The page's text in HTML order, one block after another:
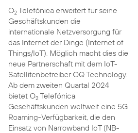
O2Telefónica erweitert für seine
Geschäftskunden die
internationale Netzversorgung für
das Internet der Dinge (Internet of
Things/IoT). Möglich macht dies die
neue Partnerschaft mit dem IoT-
Satellitenbetreiber OQ Technology.
Ab dem zweiten Quartal 2024
bietet O2Telefónica
Geschäftskunden weltweit eine 5G
Roaming-Verfügbarkeit, die den
Einsatz von Narrowband IoT (NB-